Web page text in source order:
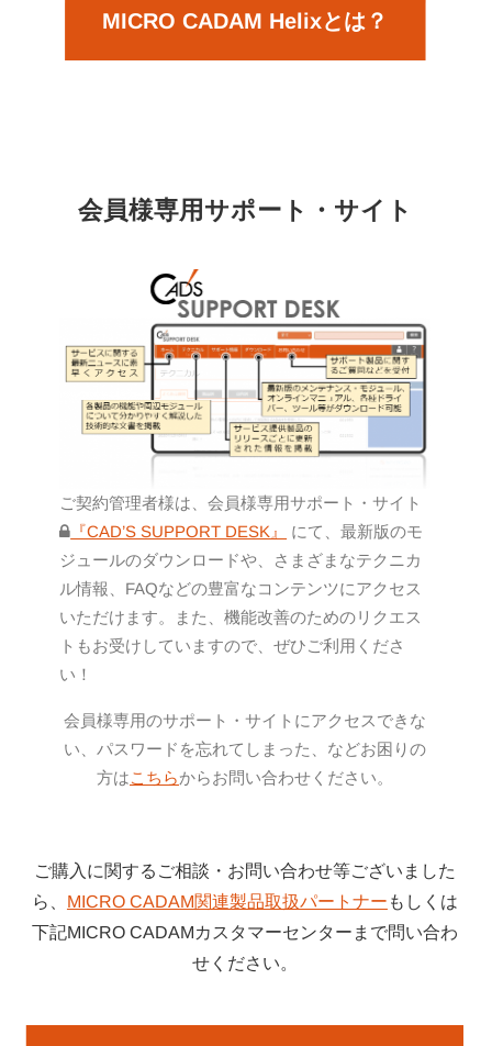
MICRO CADAM Helixとは？
会員様専用サポート・サイト
ご契約管理者様は、会員様専用サポート・サイト
『CAD’S SUPPORT DESK』 にて、最新版のモ
ジュールのダウンロードや、さまざまなテクニカ
ル情報、FAQなどの豊富なコンテンツにアクセス
いただけます。また、機能改善のためのリクエス
トもお受けしていますので、ぜひご利用くださ
い！
会員様専用のサポート・サイトにアクセスできな
い、パスワードを忘れてしまった、などお困りの
方はこちらからお問い合わせください。
ご購入に関するご相談・お問い合わせ等ございました
ら、 MICRO CADAM関連製品取扱パートナー もしくは
下記MICRO CADAMカスタマーセンターまで問い合わ
せください。